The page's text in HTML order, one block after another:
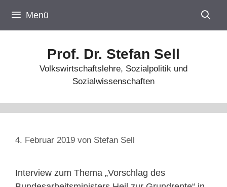
Inhalt
springen
Menü
Prof. Dr. Stefan Sell
Volkswirtschaftslehre, Sozialpolitik und
Sozialwissenschaften
4. Februar 2019 von Stefan Sell
Interview zum Thema „Vorschlag des